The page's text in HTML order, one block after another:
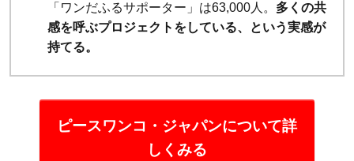
「ワンだふるサポーター」は63,000人。 多くの共
感を呼ぶプロジェクトをしている、という実感が
持てる。
ピースワンコ・ジャパンについて詳
しくみる